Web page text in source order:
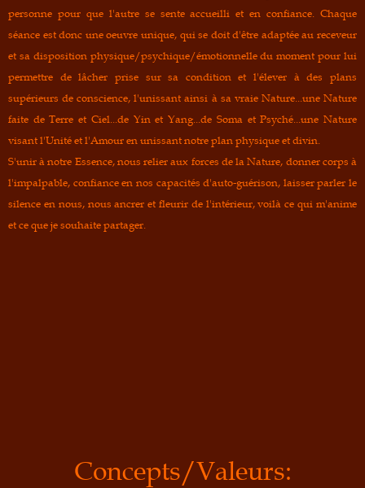
personne pour que l'autre se sente accueilli et enconfiance. Chaque
séance est donc uneoeuvre unique, qui se doit d'être adaptéeau receveur
et sa disposition physique/psychique/émotionnelle du moment pour lui
permettre de lâcher prise sur sa condition et l'élever à des plans
supérieurs deconscience, l'unissant ainsi à sa vraie Nature...une Nature
faite de Terre et Ciel...de Yin et Yang...de Soma et Psyché...une Nature
visant l'Unité et l'Amour en unissant notre plan physique et divin.
S'unir à notre Essence, nous relier aux forces de la Nature, donner corps à
l'impalpable, confiance en nos capacités d'auto-guérison, laisser parler le
silence en nous, nous ancrer et fleurir de l'intérieur, voilà ce qui m'anime
et ce que je souhaite partager.
Concepts/Valeurs: